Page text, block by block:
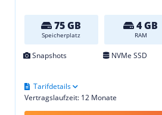
75 GB
Speicherplatz
4 GB
RAM
Snapshots NVMe SSD
Vertragslaufzeit: 12 Monate
Tarifdetails